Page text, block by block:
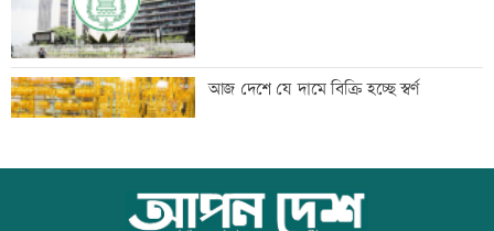
ইউএনওদের মানুষের কল্যাণে কাজ করার
আহবান প্রধানমন্ত্রীর
কালীগঞ্জে ৩ মাদকসেবীকে কারাদণ্ড
আজ দেশে যে দামে বিক্রি হচ্ছে স্বর্ণ
আজ বিশ্ব বন্ধু দিবস